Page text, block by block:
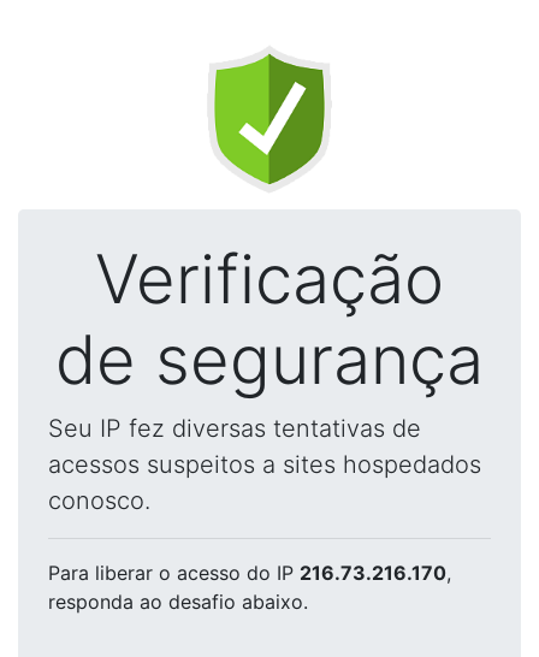
Verificação
de segurança
Seu IP fez diversas tentativas de
acessos suspeitos a sites hospedados
conosco.
Para liberar o acesso do IP 216.73.216.170,
responda ao desafio abaixo.